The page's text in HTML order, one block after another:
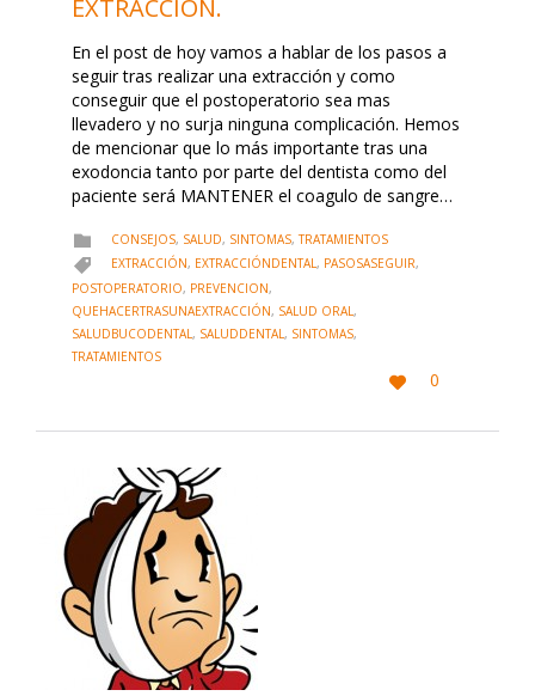
EXTRACCIÓN.
En el post de hoy vamos a hablar de los pasos a
seguir tras realizar una extracción y como
conseguir que el postoperatorio sea mas
llevadero y no surja ninguna complicación. Hemos
de mencionar que lo más importante tras una
exodoncia tanto por parte del dentista como del
paciente será MANTENER el coagulo de sangre…
 CATEGORY
CONSEJOS, SALUD, SINTOMAS,TRATAMIENTOS
 CATEGORY
EXTRACCIÓN, EXTRACCIÓNDENTAL, PASOSASEGUIR,
POSTOPERATORIO, PREVENCION,
QUEHACERTRASUNAEXTRACCIÓN, SALUD ORAL ,
SALUDBUCODENTAL , SALUDDENTAL , SINTOMAS,
TRATAMIENTOS
 LOVE
IT
0